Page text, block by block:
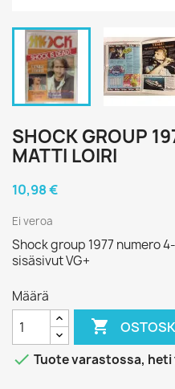
SHOCK GROUP
MATTI LOIRI
10,98 €
Ei veroa
Shock group 1977 numero
sisäsivut VG+
Määrä

 Tuote varastossa,